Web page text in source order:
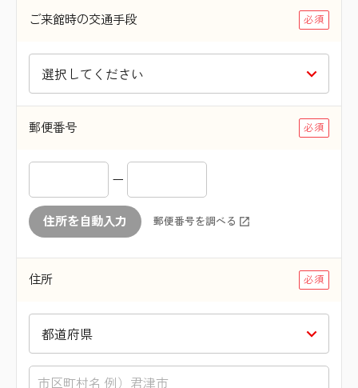
ご来館時の交通手段
郵便番号
ー
住所を自動入力 郵便番号を調べる
住所